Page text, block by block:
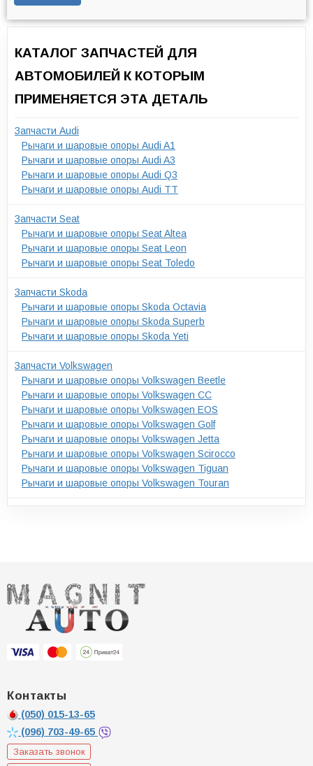
КАТАЛОГ ЗАПЧАСТЕЙ ДЛЯ
АВТОМОБИЛЕЙ К КОТОРЫМ
ПРИМЕНЯЕТСЯ ЭТА ДЕТАЛЬ
Запчасти Audi
Рычаги и шаровые опоры Audi A1
Рычаги и шаровые опоры Audi A3
Рычаги и шаровые опоры Audi Q3
Рычаги и шаровые опоры Audi TT
Запчасти Seat
Рычаги и шаровые опоры Seat Altea
Рычаги и шаровые опоры Seat Leon
Рычаги и шаровые опоры Seat Toledo
Запчасти Skoda
Рычаги и шаровые опоры Skoda Octavia
Рычаги и шаровые опоры Skoda Superb
Рычаги и шаровые опоры Skoda Yeti
Запчасти Volkswagen
Рычаги и шаровые опоры Volkswagen Beetle
Рычаги и шаровые опоры Volkswagen CC
Рычаги и шаровые опоры Volkswagen EOS
Рычаги и шаровые опоры Volkswagen Golf
Рычаги и шаровые опоры Volkswagen Jetta
Рычаги и шаровые опоры Volkswagen Scirocco
Рычаги и шаровые опоры Volkswagen Tiguan
Рычаги и шаровые опоры Volkswagen Touran
Контакты
(050) 015-13-65
(096) 703-49-65
Заказать звонок